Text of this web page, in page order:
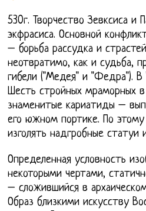
530г. Творчество Зевксиса и
экфрасиса. Основной
– борьба рассудка и
неотвратимо, как и судьба,
гибели ("Медея" и "Федра").
Шесть стройных мраморных
знаменитые кариатиды –
его южном портике. По
изголять надгробные статуи
Определенная условность
некоторыми чертами,
– сложившийся в
Образ близкими искусству